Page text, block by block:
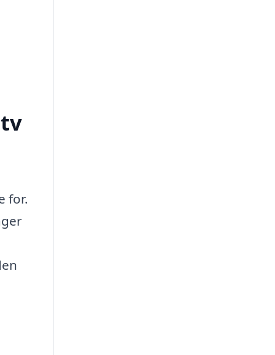
for.